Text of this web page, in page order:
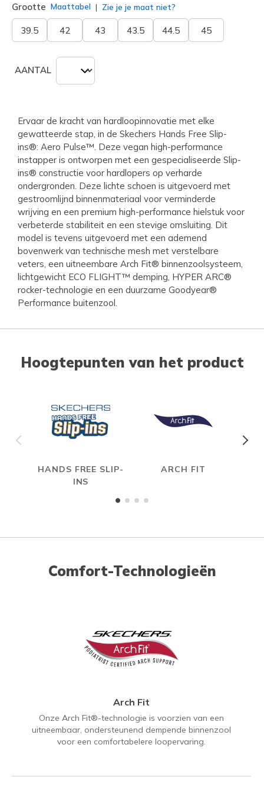
Grootte Maattabel Zie je je maat niet?
39.5 42 43 43.5 44.5 45
AANTAL
Ervaar de kracht van hardloopinnovatie met elke
gewatteerde stap, in de Skechers Hands Free Slip-
ins®: Aero Pulse™. Deze vegan high-performance
instapper is ontworpen met een gespecialiseerde Slip-
ins® constructie voor hardlopers op verharde
ondergronden. Deze lichte schoen is uitgevoerd met
gestroomlijnd binnenmateriaal voor verminderde
wrijving en een premium high-performance hielstuk voor
verbeterde stabiliteit en een stevige omsluiting. Dit
model is tevens uitgevoerd met een ademend
bovenwerk van technische mesh met verstelbare
veters, een uitneembare Arch Fit® binnenzoolsysteem,
lichtgewicht ECO FLIGHT™ demping, HYPER ARC®
rocker-technologie en een duurzame Goodyear®
Performance buitenzool.
Hoogtepunten van het product
HANDS FREE SLIP-
INS
ARCH FIT
Comfort-Technologieën
Arch Fit
Onze Arch Fit®-technologie is voorzien van een
uitneembaar, ondersteunend dempende binnenzool
voor een comfortabelere loopervaring.